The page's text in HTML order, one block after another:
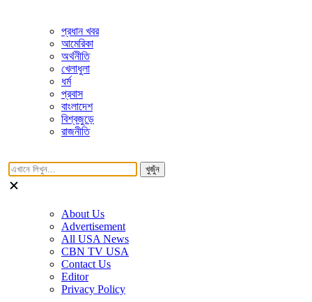
প্রধান খবর
আমেরিকা
অর্থনীতি
খেলাধুলা
ধর্ম
প্রবাস
বাংলাদেশ
বিশ্বজুড়ে
রাজনীতি
খুজুঁন
About Us
Advertisement
All USA News
CBN TV USA
Contact Us
Editor
Privacy Policy